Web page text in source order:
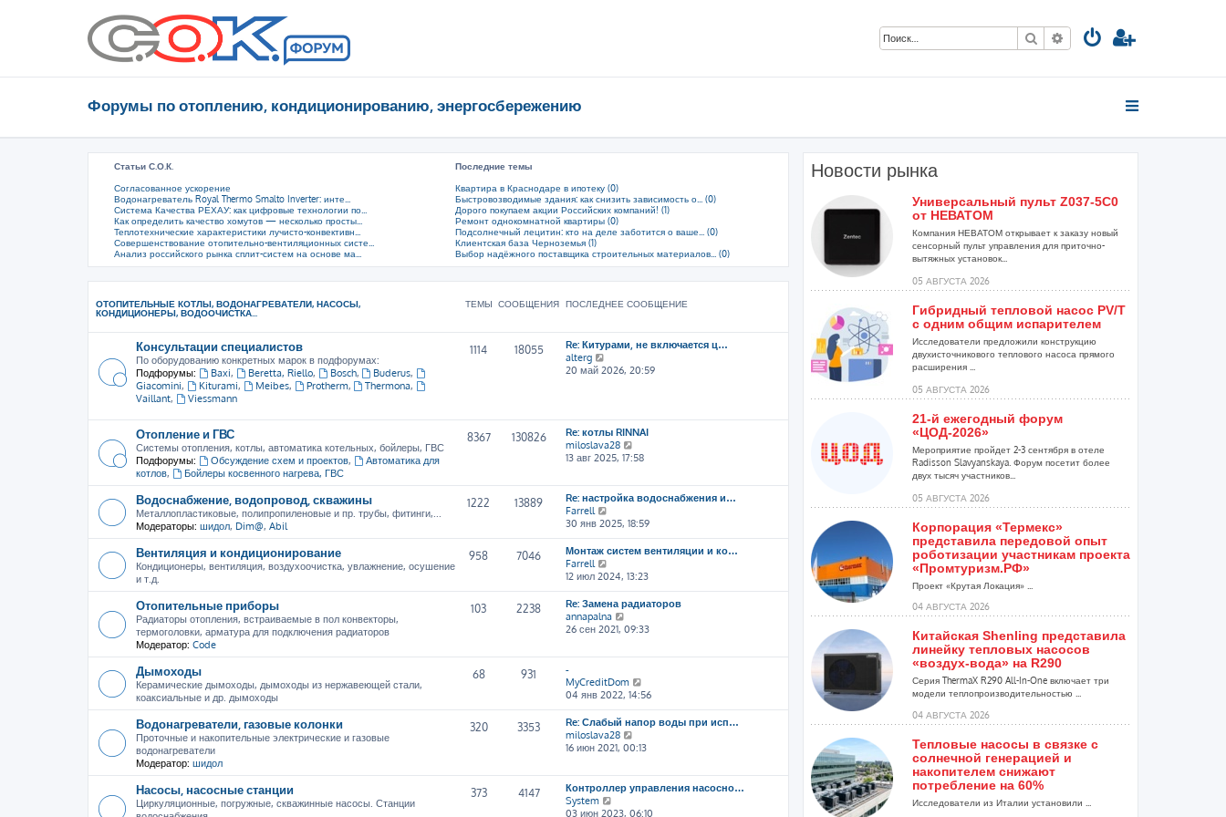
Поиск Расширенный поиск
Форумы по отоплению, кондиционированию, энергосбережению
Статьи С.О.К.
Согласованное ускорение
Водонагреватель Royal Thermo Smalto Inverter: инте...
Система Качества РЕХАУ: как цифровые технологии по...
Как определить качество хомутов — несколько просты...
Теплотехнические характеристики лучисто-конвективн...
Совершенствование отопительно-вентиляционных систе...
Анализ российского рынка сплит-систем на основе ма...
Последние темы
Квартира в Краснодаре в ипотеку (0)
Быстровозводимые здания: как снизить зависимость о... (0)
Дорого покупаем акции Российских компаний! (1)
Ремонт однокомнатной квартиры (0)
Подсолнечный лецитин: кто на деле заботится о ваше... (0)
Клиентская база Черноземья (1)
Выбор надёжного поставщика строительных материалов... (0)
ОТОПИТЕЛЬНЫЕ КОТЛЫ, ВОДОНАГРЕВАТЕЛИ, НАСОСЫ,
КОНДИЦИОНЕРЫ, ВОДООЧИСТКА...
ТЕМЫ СООБЩЕНИЯ ПОСЛЕДНЕЕ СООБЩЕНИЕ
Консультации специалистов
По оборудованию конкретных марок в подфорумах:
Подфорумы:
Baxi, Beretta, Riello, Bosch, Buderus,
Giacomini, Kiturami, Meibes, Protherm, Thermona,
Vaillant, Viessmann
1114 18055
Re: Китурами, не включается ц…
alterg
е
т
и
к
п
с
л
е
д
н
е
м
у
о
о
б
и
ю
20 май 2026, 20:59
Отопление и ГВС
Системы отопления, котлы, автоматика котельных, бойлеры, ГВС
Подфорумы:
Обсуждение схем и проектов,
Автоматика для
котлов, Бойлеры косвенного нагрева, ГВС
8367 130826
Re: котлы RINNAI
miloslava28
е
е
й
и
п
с
д
н
е
у
о
о
б
щ
н
ю
13 авг 2025, 17:58
Водоснабжение, водопровод, скважины
Металлопластиковые, полипропиленовые и пр. трубы, фитинги,...
Модераторы: шидол, Dim@, Abil
1222 13889
Re: настройка водоснабжения и…
Farrell
е
р
е
т
к
п
о
д
н
е
м
у
с
о
б
щ
е
30 янв 2025, 18:59
Вентиляция и кондиционирование
Кондиционеры, вентиляция, воздухоочистка, увлажнение, осушение
и т.д.
958 7046
Монтаж систем вентиляции и ко…
Farrell
е
р
е
й
т
о
с
д
н
е
у
с
о
12 июл 2024, 13:23
Отопительные приборы
Радиаторы отопления, встраиваемые в пол конвекторы,
термоголовки, арматура для подключения радиаторов
Модератор: Code
103 2238
Re: Замена радиаторов
annapalna
е
е
т
и
п
о
с
н
е
26 сен 2021, 09:33
Дымоходы
Керамические дымоходы, дымоходы из нержавеющей стали,
коаксиальные и др. дымоходы
68 931
-
MyCreditDom
е
р
е
т
п
о
с
04 янв 2022, 14:56
Водонагреватели, газовые колонки
Проточные и накопительные электрические и газовые
водонагреватели
Модератор: шидол
320 3353
Re: Слабый напор воды при исп…
miloslava28
е
е
й
и
16 июн 2021, 00:13
Насосы, насосные станции
Циркуляционные, погружные, скважинные насосы. Станции
373 4147
Контроллер управления насосно…
System
е
03 июн 2023, 06:10
Новости рынка
Универсальный пульт Z037-5C0
от НЕВАТОМ
Компания НЕВАТОМ открывает к заказу новый
сенсорный пульт управления для приточно-
вытяжных установок...
05 АВГУСТА 2026
Гибридный тепловой насос PV/T
с одним общим испарителем
Исследователи предложили конструкцию
двухисточникового теплового насоса прямого
расширения ...
05 АВГУСТА 2026
21-й ежегодный форум
«ЦОД-2026»
Мероприятие пройдет 2-3 сентября в отеле
Radisson Slavyanskaya. Форум посетит более
двух тысяч участников...
05 АВГУСТА 2026
Корпорация «Термекс»
представила передовой опыт
роботизации участникам проекта
«Промтуризм.РФ»
Проект «Крутая Локация» ...
04 АВГУСТА 2026
Китайская Shenling представила
линейку тепловых насосов
«воздух-вода» на R290
Серия ThermaX R290 All-In-One включает три
модели теплопроизводительностью ...
04 АВГУСТА 2026
Тепловые насосы в связке с
солнечной генерацией и
накопителем снижают
потребление на 60%
Исследователи из Италии установили ...